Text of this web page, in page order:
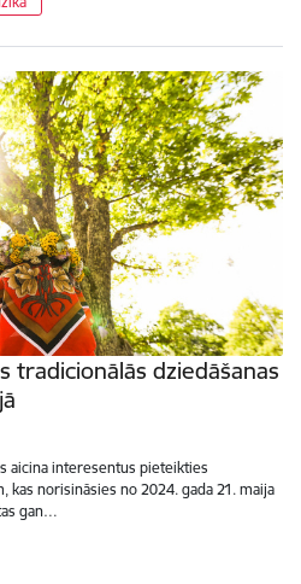
tradicionālās dziedāšanas
aicina interesentus pieteikties
kas norisināsies no 2024. gada 21. maija
gan…